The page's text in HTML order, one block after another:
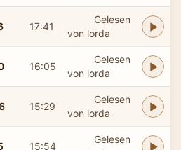
17:41
Gelesen
von lorda
16:05
Gelesen
von lorda
15:29
Gelesen
von lorda
15:54
Gelesen